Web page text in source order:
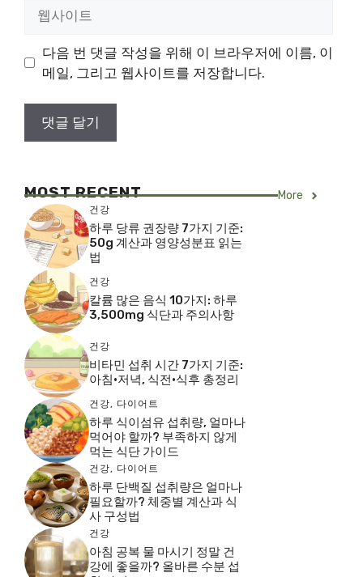
트
다음 번 댓글 작성을 위해 이 브라우저에 이름, 이
메일, 그리고 웹사이트를 저장합니다.
MOST RECENT More
건강
하루 당류 권장량 7가지 기준:
50g 계산과 영양성분표 읽는
법
건강
칼륨 많은 음식 10가지: 하루
3,500mg 식단과 주의사항
건강
비타민 섭취 시간 7가지 기준:
아침·저녁, 식전·식후 총정리
건강, 다이어트
하루 식이섬유 섭취량, 얼마나
먹어야 할까? 부족하지 않게
먹는 식단 가이드
건강, 다이어트
하루 단백질 섭취량은 얼마나
필요할까? 체중별 계산과 식
사 구성법
건강
아침 공복 물 마시기 정말 건
강에 좋을까? 올바른 수분 섭